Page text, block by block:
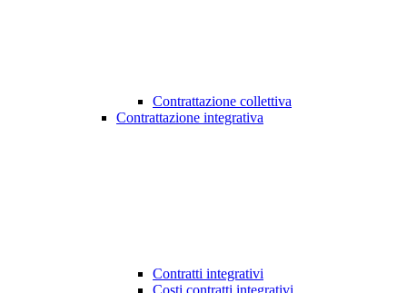
Contrattazione collettiva
Contrattazione integrativa
Contratti integrativi